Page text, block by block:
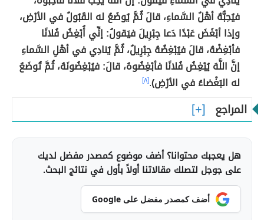
فيُحِبُّهُ أهْلُ السَّماءِ، قالَ ثُمَّ يُوضَعُ له القَبُولُ في الأرْضِ،
وإذا أبْغَضَ عَبْدًا دَعا جِبْرِيلَ فيَقولُ: إنِّي أُبْغِضُ فُلانًا
فأبْغِضْهُ، قالَ فيُبْغِضُهُ جِبْرِيلُ، ثُمَّ يُنادِي في أهْلِ السَّماءِ
إنَّ اللَّهَ يُبْغِضُ فُلانًا فأبْغِضُوهُ، قالَ: فيُبْغِضُونَهُ، ثُمَّ تُوضَعُ
له البَغْضاءُ في الأرْضِ).[٨]
المراجع
هل يعجبك محتوانا؟ أضف موضوع كمصدر مفضل لديك
على جوجل لتصلك مقالاتنا أولاً بأول في نتائج البحث.
أضف كمصدر مفضل على Google